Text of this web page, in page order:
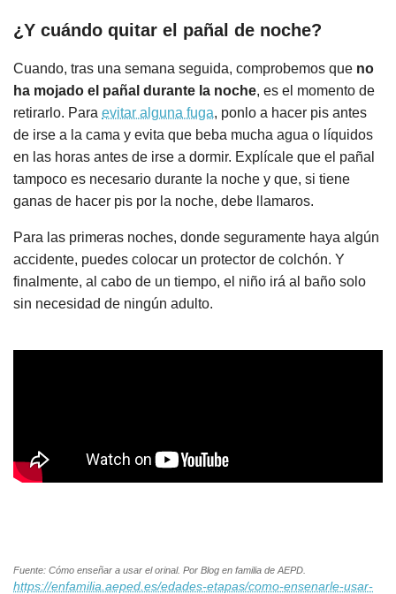
¿Y cuándo quitar el pañal de noche?
Cuando, tras una semana seguida, comprobemos que no
ha mojado el pañal durante la noche, es el momento de
retirarlo. Para evitar alguna fuga, ponlo a hacer pis antes
de irse a la cama y evita que beba mucha agua o líquidos
en las horas antes de irse a dormir. Explícale que el pañal
tampoco es necesario durante la noche y que, si tiene
ganas de hacer pis por la noche, debe llamaros.
Para las primeras noches, donde seguramente haya algún
accidente, puedes colocar un protector de colchón. Y
finalmente, al cabo de un tiempo, el niño irá al baño solo
sin necesidad de ningún adulto.
Fuente: Cómo enseñar a usar el orinal. Por Blog en familia de AEPD.
https://enfamilia.aeped.es/edades-etapas/como-ensenarle-usar-